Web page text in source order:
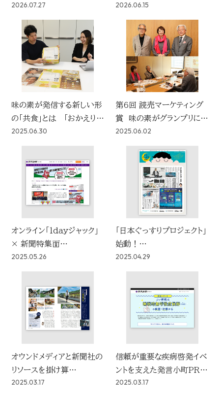
社会に広く届けたい 社名に
込めた決意
2026.07.27
ランプリに決定！
2026.06.15
味の素が発信する新しい形
の「共食」とは 「おかえり新
聞」「おかえり新聞ジェネ
レーター」による広告施策を
2025.06.30
第6回 読売マーケティング
賞 味の素がグランプリに決
定！
2025.06.02
オンライン「1dayジャック」
× 新聞特集面
読売333連動投信PR W
広告戦略を採用
2025.05.26
「日本ぐっすりプロジェクト」
始動！
春の健康睡眠週間に「日本
ぐっすり新聞」掲載
2025.04.29
オウンドメディアと新聞社の
リソースを掛け算
「旅」をコンセプトに
2025.03.17
信頼が重要な疾病啓発イベ
ントを支えた発言小町PRト
ピと読売新聞オンラインタイ
2025.03.17